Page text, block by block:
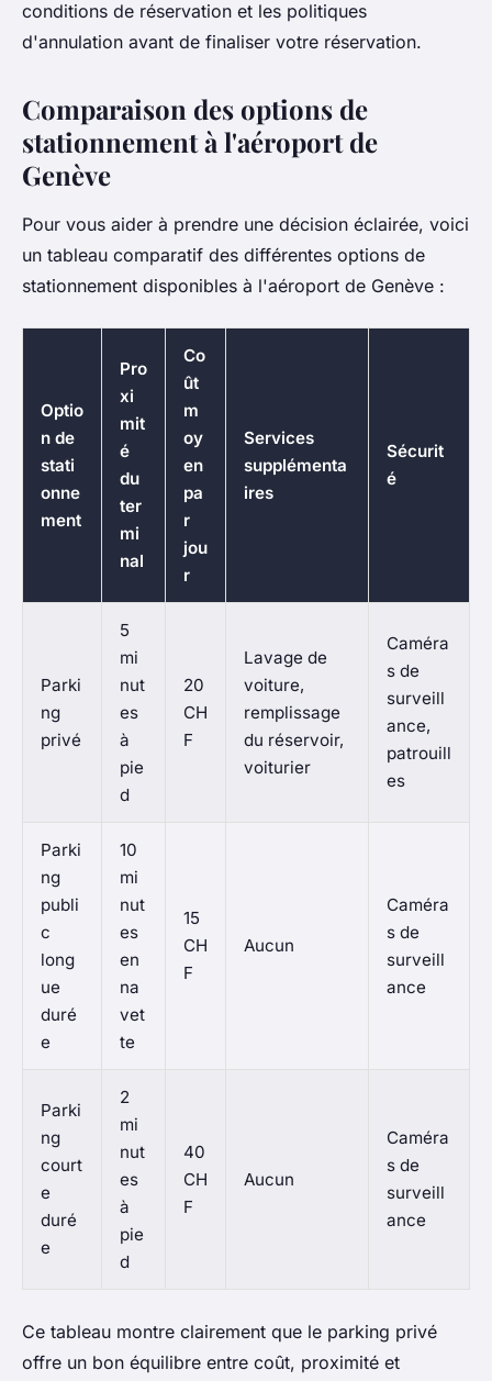
conditions de réservation et les politiques
d'annulation avant de finaliser votre réservation.
Comparaison des options de
stationnement à l'aéroport de
Genève
Pour vous aider à prendre une décision éclairée, voici
un tableau comparatif des différentes options de
stationnement disponibles à l'aéroport de Genève :
Optio
n de
stati
onne
ment
Pro
xi
mit
é
du
ter
mi
nal
Co
ût
m
oy
en
pa
r
jou
r
Services
supplémenta
ires
Sécurit
é
Parki
ng
privé
5
mi
nut
es
à
pie
d
20
CH
F
Lavage de
voiture,
remplissage
du réservoir,
voiturier
Caméra
s de
surveill
ance,
patrouill
es
Parki
ng
publi
c
long
ue
duré
e
10
mi
nut
es
en
na
vet
te
15
CH
F
Aucun
Caméra
s de
surveill
ance
Parki
ng
court
e
duré
e
2
mi
nut
es
à
pie
d
40
CH
F
Aucun
Caméra
s de
surveill
ance
Ce tableau montre clairement que le parking privé
offre un bon équilibre entre coût, proximité et